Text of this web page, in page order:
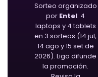
Sorteo organizado
por Entel: 4
laptops y 4 tablets
en 3 sorteos (14 jul,
14 ago y 15 set de
2026). Ligo difunde
la promoción.